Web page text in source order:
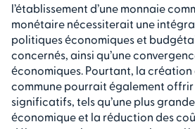
l’établissement d’une monnaie
monétaire nécessiterait une
politiques économiques et
concernés, ainsi qu’une
économiques. Pourtant, la création
commune pourrait également
significatifs, tels qu’une plus
économique et la réduction des